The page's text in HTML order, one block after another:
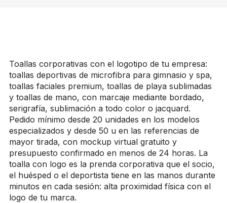
Toallas corporativas con el logotipo de tu empresa:
toallas deportivas de microfibra para gimnasio y spa,
toallas faciales premium, toallas de playa sublimadas
y toallas de mano, con marcaje mediante bordado,
serigrafía, sublimación a todo color o jacquard.
Pedido mínimo desde 20 unidades en los modelos
especializados y desde 50 u en las referencias de
mayor tirada, con mockup virtual gratuito y
presupuesto confirmado en menos de 24 horas. La
toalla con logo es la prenda corporativa que el socio,
el huésped o el deportista tiene en las manos durante
minutos en cada sesión: alta proximidad física con el
logo de tu marca.